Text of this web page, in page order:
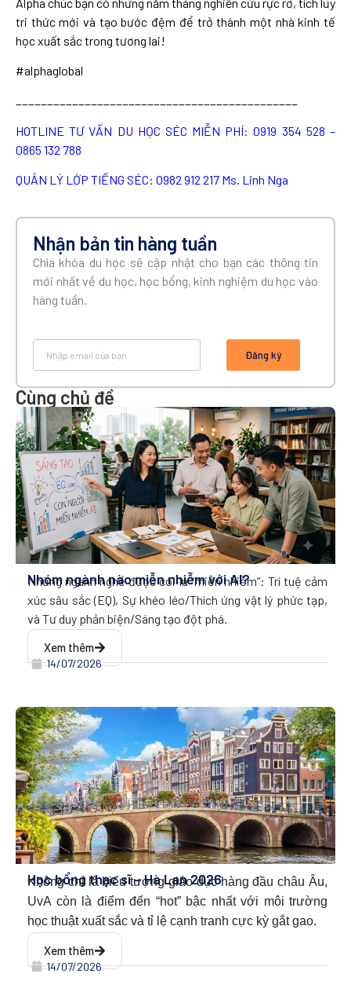
tri thức mới và tạo bước đệm để trở thành một nhà kinh tế
học xuất sắc trong tương lai!
#alphaglobal
HOTLINE TƯ VẤN DU HỌC SÉC MIỄN PHÍ: 0919 354 528 –
0865 132 788
QUẢN LÝ LỚP TIẾNG SÉC: 0982 912 217 Ms. Linh Nga
Nhận bản tin hàng tuần
Chìa khóa du học sẽ cập nhật cho bạn các thông tin
mới nhất về du học, học bổng, kinh nghiệm du học vào
hàng tuần.
Đăng ký
Cùng chủ đề
Nhóm ngành nào miễn nhiễm với AI?
Những ngành nghề được coi là “miễn nhiễm”: Trí tuệ cảm
xúc sâu sắc (EQ), Sự khéo léo/Thích ứng vật lý phức tạp,
và Tư duy phản biện/Sáng tạo đột phá.
Xem thêm
14/07/2026
Học bổng thạc sĩ – Hà Lan 2026
Không chỉ là biểu tượng giáo dục hàng đầu châu Âu,
UvA còn là điểm đến “hot” bậc nhất với môi trường
học thuật xuất sắc và tỉ lệ cạnh tranh cực kỳ gắt gao.
Xem thêm
14/07/2026